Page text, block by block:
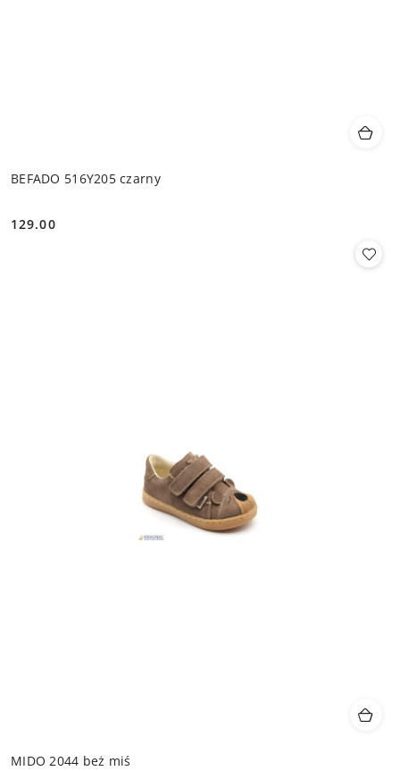
BEFADO 516Y205 czarny
Cena:
129.00
MIDO 2044 beż miś